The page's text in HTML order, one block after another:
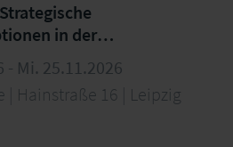
in der
– 38.
- Mi. 25.11.2026
| Hainstraße 16 | Leipzig